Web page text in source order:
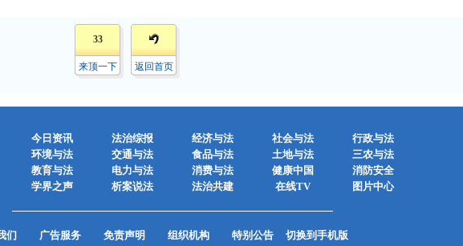
33
来顶一下 返回首页
今日资讯 法治综报 经济与法 社会与法
行政与法
环境与法 交通与法 食品与法 土地与法
三农与法
教育与法 电力与法 消费与法 健康中国
消防安全
学界之声 析案说法 法治共建 在线TV 图片中心
们 广告服务 免责声明 组织机构 特别公告 切换到手机版